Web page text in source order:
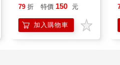
79 折 特價 150 元
加入購物車